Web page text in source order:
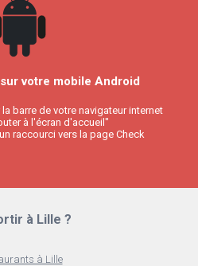
votre mobile Android
barre de votre navigateur internet
à l'écran d'accueil"
raccourci vers la page Check
à Lille ?
à Lille